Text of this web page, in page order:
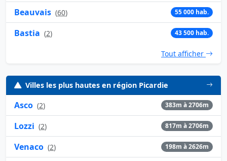
Beauvais (60) 55 000 hab.
Bastia (2) 43 500 hab.
Tout afficher
Villes les plus hautes en région Picardie
Asco (2) 383m à 2706m
Lozzi (2) 817m à 2706m
Venaco (2) 198m à 2626m